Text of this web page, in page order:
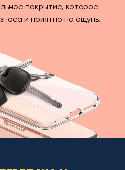
покрытие, которое
и приятно на ощупь.